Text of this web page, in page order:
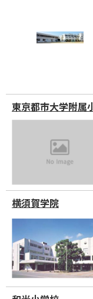
東京都市大学附属
横須賀学院